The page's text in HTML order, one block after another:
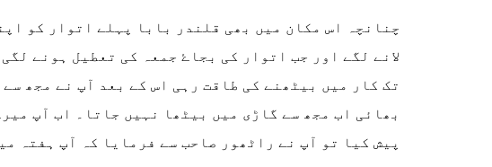
چنانچہ اس مکان میں بھی قلندر بابا پہلے اتوار کو
لانے لگے اور جب اتوار کی بجاۓ جمعہ کی تعطیل ہونے
تک کار میں بیٹھنے کی طاقت رہی اس کے بعد آپ نے مجھ سے
بھائی اب مجھ سے گاڑی میں بیٹھا نہیں جاتا۔ اب آپ
پیش کیا تو آپ نے راٹھور صاحب سے فرمایا کہ آپ ہفتہ